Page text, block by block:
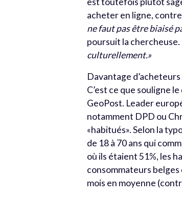
acheter en ligne, contre
ne faut pas être biaisé
poursuit la chercheuse.
culturellement.»
Davantage
C’est ce que souligne
GeoPost. Leader
notamment DPD ou
«habitués». Selon la
de 18 à 70 ans qui
où ils étaient 51%, les
consommateurs belges
mois en moyenne